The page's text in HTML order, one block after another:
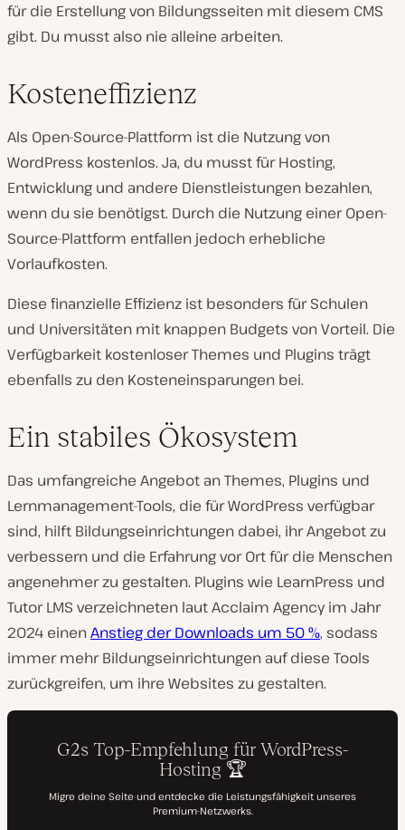
für die Erstellung von Bildungsseiten mit diesem CMS
gibt. Du musst also nie alleine arbeiten.
Kosteneffizienz
Als Open-Source-Plattform ist die Nutzung von
WordPress kostenlos. Ja, du musst für Hosting,
Entwicklung und andere Dienstleistungen bezahlen,
wenn du sie benötigst. Durch die Nutzung einer Open-
Source-Plattform entfallen jedoch erhebliche
Vorlaufkosten.
Diese finanzielle Effizienz ist besonders für Schulen
und Universitäten mit knappen Budgets von Vorteil. Die
Verfügbarkeit kostenloser Themes und Plugins trägt
ebenfalls zu den Kosteneinsparungen bei.
Ein stabiles Ökosystem
Das umfangreiche Angebot an Themes, Plugins und
Lernmanagement-Tools, die für WordPress verfügbar
sind, hilft Bildungseinrichtungen dabei, ihr Angebot zu
verbessern und die Erfahrung vor Ort für die Menschen
angenehmer zu gestalten. Plugins wie LearnPress und
Tutor LMS verzeichneten laut Acclaim Agency im Jahr
2024 einenAnstieg der Downloads um 50 %, sodass
immer mehr Bildungseinrichtungen auf diese Tools
zurückgreifen, um ihre Websites zu gestalten.